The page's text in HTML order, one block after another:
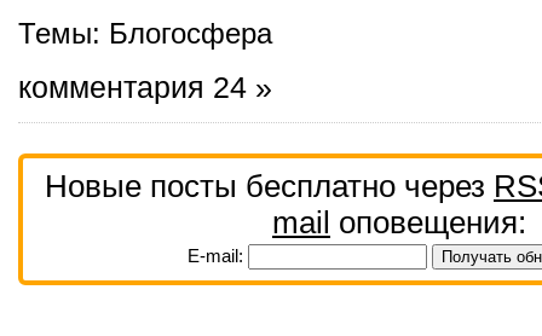
Темы: Блогосфера
комментария 24 »
Новые посты бесплатно через
mail оповещения:
E-mail: